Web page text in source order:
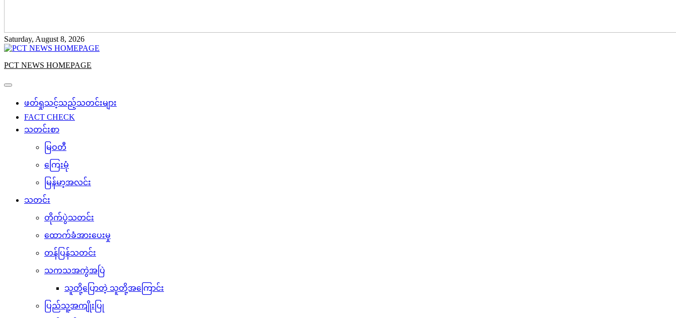
Saturday, August 8, 2026
PCT NEWS HOMEPAGE
ဖတ်ရှုသင့်သည့်သတင်းများ
FACT CHECK
သတင်းစာ
မြဝတီ
ကြေးမုံ
မြန်မာ့အလင်း
သတင်း
တိုက်ပွဲသတင်း
ထောက်ခံအားပေးမှု
တန်ပြန်သတင်း
သကသအကွဲအပြဲ
သူတို့ပြောတဲ့ သူတို့အကြောင်း
ပြည်သူ့အကျိုးပြု